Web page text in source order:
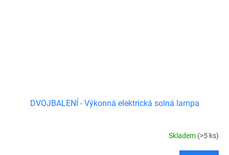
DVOJBALENÍ - Výkonná elektrická solná lampa
Skladem (>5 ks)